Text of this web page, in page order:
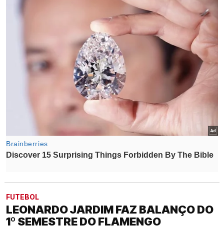
FUTEBOL
LEONARDO JARDIM FAZ BALANÇO DO
1º SEMESTRE DO FLAMENGO